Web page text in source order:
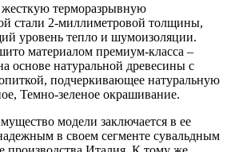
терморазрывную
стали 2-миллиметровой толщины,
уровень тепло и шумоизоляции.
материалом премиум-класса –
основе натуральной древесины с
подчеркивающее натуральную
Темно-зеленое окрашивание.
модели заключается в ее
в своем сегменте сувальдным